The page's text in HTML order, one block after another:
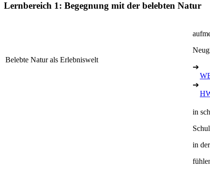
Lernbereich 1: Begegnung mit der belebten Natur
Belebte Natur als Erlebniswelt
➔
➔
in
in